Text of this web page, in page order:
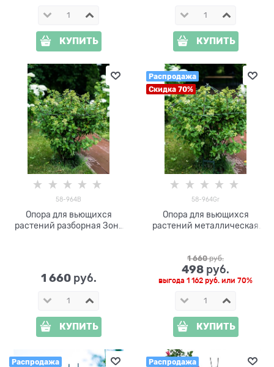
КУПИТЬ КУПИТЬ
58-964B
Опора для вьющихся
растений разборная Зонт
1 660 руб.
КУПИТЬ
Распродажа
Скидка 70%
58-964Gr
Опора для вьющихся
растений металлическая
1 660 руб.
498 руб.
выгода 1 162 руб. или 70%
КУПИТЬ
Распродажа
Распродажа